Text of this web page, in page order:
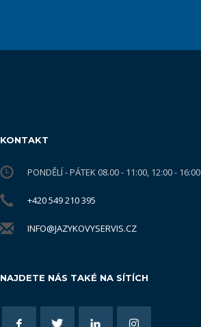
KONTAKT
PONDĚLÍ - PÁTEK 08.00 - 11:00, 12:00 - 16:00
+420 549 210 395
INFO@JAZYKOVYSERVIS.CZ
NAJDETE NÁS TAKÉ NA SÍTÍCH